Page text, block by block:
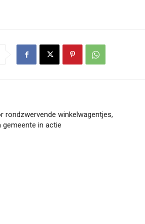
rondzwervende winkelwagentjes,
gemeente in actie